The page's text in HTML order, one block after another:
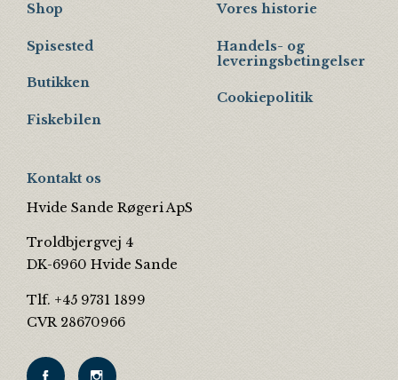
Shop
Spisested
Butikken
Fiskebilen
Vores historie
Handels- og
leveringsbetingelser
Cookiepolitik
Kontakt os
Hvide Sande Røgeri ApS
Troldbjergvej 4
DK-6960 Hvide Sande
Tlf. +45 9731 1899
CVR 28670966